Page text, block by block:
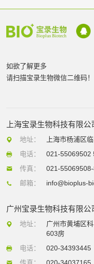
如欲了解更多
请扫描宝录生物微信二维码！
上海宝录生物科技有限公
地址：
上海市杨浦区
电话：
021-55069502
传真：
021-
邮箱：
info@bioplus-
广州宝录生物科技有限公
地址：
广州市黄埔区
603房
电话：
020-34393445